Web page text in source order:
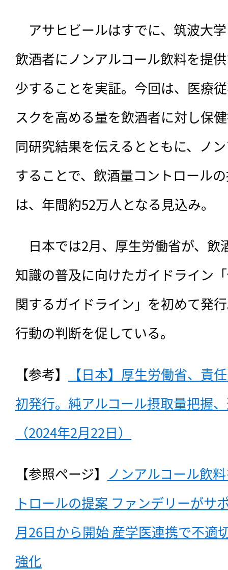
アサヒビールはすでに、 筑波大
飲酒者にノンアルコール飲料を提
少することを実証。今回は、医療
スクを高める量を飲酒者に対し保
同研究結果を伝えるとともに、ノ
することで、飲酒量コントロール
は、年間約52万人となる見込み。
日本では2月、厚生労働省が、飲
知識の普及に向けたガイドライン
関するガイドライン」を初めて発
行動の判断を促している。
【参考】
【日本】厚生労働省、責
初発行。純アルコール摂取量把握
（2024年2月22日）
【参照ページ】 ノンアルコール飲
トロールの提案 ファンデリーがサ
月26日から開始 産学医連携で不適
強化